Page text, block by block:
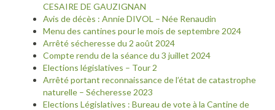
CESAIRE DE GAUZIGNAN
Avis de décès : Annie DIVOL – Née Renaudin
Menu des cantines pour le mois de septembre 2024
Arrêté sécheresse du 2 août 2024
Compte rendu de la séance du 3 juillet 2024
Elections législatives – Tour 2
Arrêté portant reconnaissance de l’état de catastrophe
naturelle – Sécheresse 2023
Elections Législatives : Bureau de vote à la Cantine de